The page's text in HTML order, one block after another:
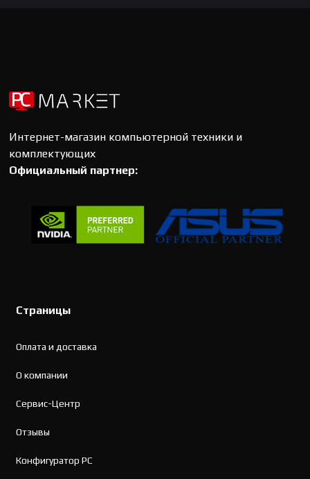
Интернет-магазин компьютерной техники и
комплектующих
Официальный партнер:
Страницы
Оплата и доставка
О компании
Сервис-Центр
Отзывы
Конфигуратор PC